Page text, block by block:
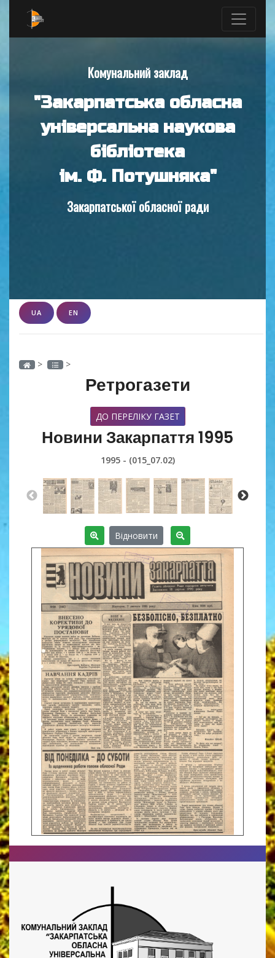
Комунальний заклад
"Закарпатська обласна
універсальна наукова
бібліотека
ім. Ф. Потушняка"
Закарпатської обласної ради
UA EN
> >
Ретрогазети
ДО ПЕРЕЛІКУ ГАЗЕТ
Новини Закарпаття 1995
1995 - (015_07.02)
Відновити